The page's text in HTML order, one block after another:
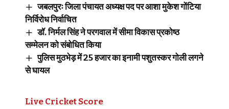
जबलपुरः जिला पंचायत अध्यक्ष पद पर आशा मुकेश गोंटिया
निर्विरोध निर्वाचित
डॉ. निर्मल सिंह ने परगवाल में सीमा विकास प्रकोष्ठ
सम्मेलन को संबोधित किया
पुलिस मुठभेड़ में 25 हजार का इनामी पशुतस्कर गोली लगने
से घायल
Live Cricket Score